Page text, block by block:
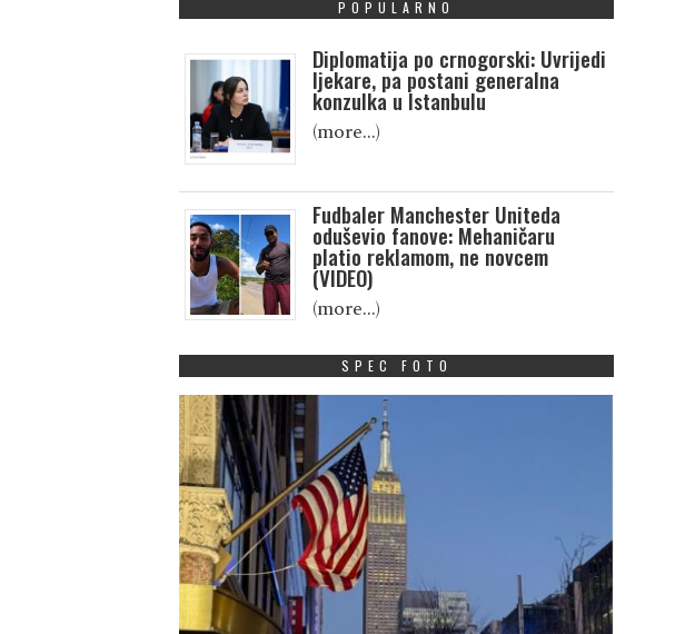
POPULARNO
Diplomatija po crnogorski: Uvrijedi
ljekare, pa postani generalna
konzulka u Istanbulu
(more…)
Fudbaler Manchester Uniteda
oduševio fanove: Mehaničaru
platio reklamom, ne novcem
(VIDEO)
(more…)
SPEC FOTO